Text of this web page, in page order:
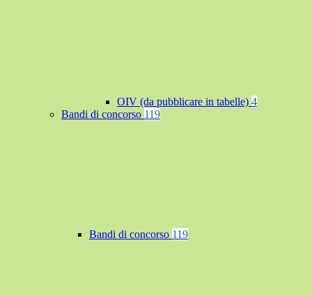
OIV (da pubblicare in tabelle) 4
Bandi di concorso 119
Bandi di concorso 119